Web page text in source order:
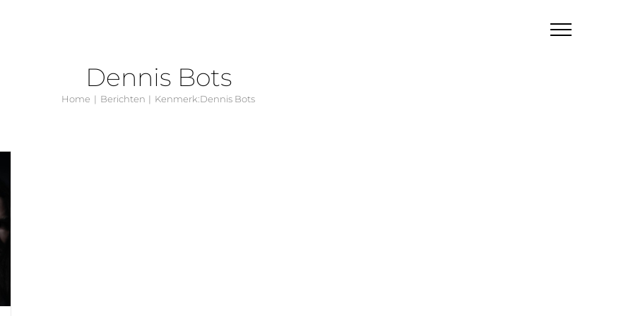
Dennis Bots
Home Berichten Kenmerk:Dennis Bots